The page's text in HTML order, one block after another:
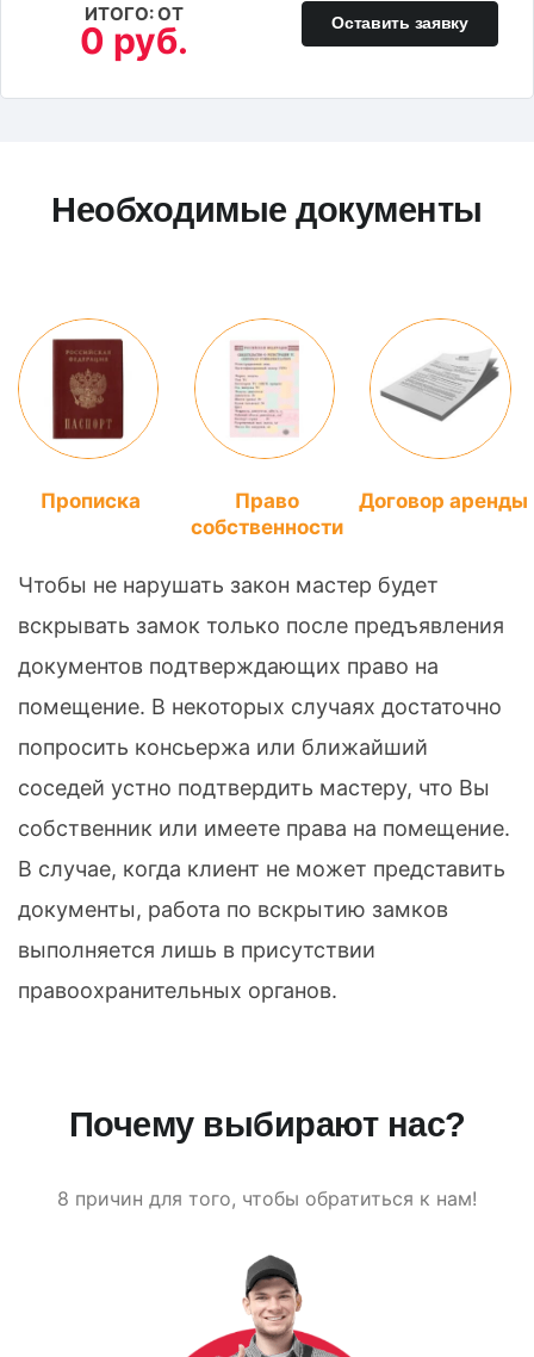
ИТОГО: ОТ
0 руб. Оставить заявку
Необходимые документы
Прописка
Право
собственности
Договор аренды
Чтобы не нарушать закон мастер будет
вскрывать замок только после предъявления
документов подтверждающих право на
помещение. В некоторых случаях достаточно
попросить консьержа или ближайший
соседей устно подтвердить мастеру, что Вы
собственник или имеете права на помещение.
В случае, когда клиент не может представить
документы, работа по вскрытию замков
выполняется лишь в присутствии
правоохранительных органов.
Почему выбирают нас?
8 причин для того, чтобы обратиться к нам!